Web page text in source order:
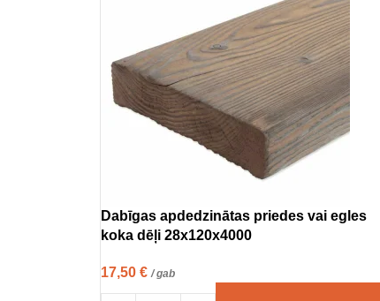
Dabīgas apdedzinātas priedes vai egles
koka dēļi 28x120x4000
17,50 € / gab